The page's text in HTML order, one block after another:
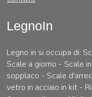
LegnoIn
Legno in si occupa di:
Scale a giorno - Scale
sopplaco - Scale
vetro in acciaio in kit -